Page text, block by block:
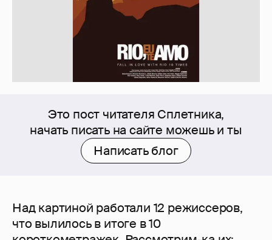
Это пост читателя Сплетника,
начать писать на сайте можешь и ты
Написать блог
Над картиной работали 12 режиссеров,
что вылилось в итоге в 10